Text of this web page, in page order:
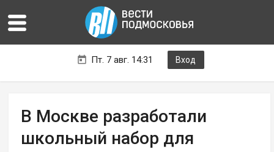
Пт. 7 авг. 14:31 Вход
В Москве разработали
школьный набор для